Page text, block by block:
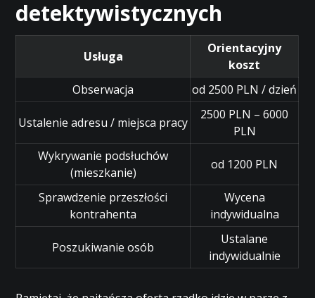
detektywistycznych
Usługa
Orientacyjny
koszt
Obserwacja
od 2500 PLN / dzień
Ustalenie adresu / miejsca pracy
2500 PLN – 6000
PLN
Wykrywanie podsłuchów
(mieszkanie)
od 1200 PLN
Sprawdzenie przeszłości
kontrahenta
Wycena
indywidualna
Poszukiwanie osób
Ustalane
indywidualnie